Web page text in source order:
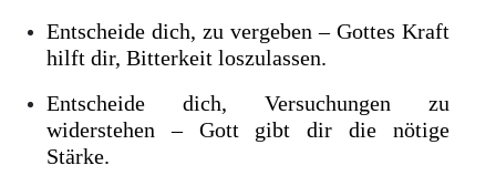
Entscheide dich, zu vergeben – Gottes Kraft
hilft dir, Bitterkeit loszulassen.
Entscheide dich, Versuchungen zu
widerstehen – Gott gibt dir die nötige
Stärke.